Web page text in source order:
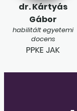
dr. Kártyás
Gábor
habilitált egyetemi
docens
PPKE JAK